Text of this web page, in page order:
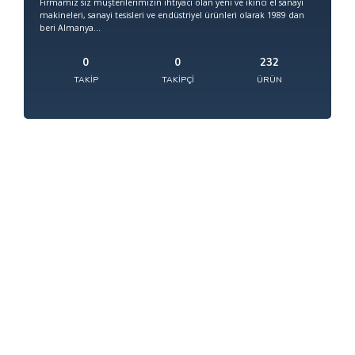
makineleri, sanayi tesisleri ve endüstriyel ürünleri olarak 1989 dan
beri Almanya...
0
TAKIP
0
TAKIPÇI
232
ÜRÜN